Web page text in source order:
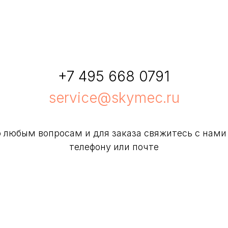
+7 495 668 0791
service@skymec.ru
любым вопросам и для заказа свяжитесь с нами
телефону или почте